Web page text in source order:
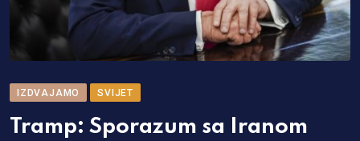
IZDVAJAMO SVIJET
Tramp: Sporazum sa Iranom